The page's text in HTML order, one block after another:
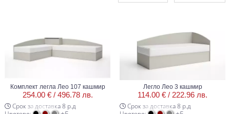
Комплект легла Лео 107 кашмир
254.00 € / 496.78 лв.
Срок за доставка 8 р.д
Легло Лео 3 кашмир
114.00 € / 222.96 лв.
Срок за доставка 8 р.д